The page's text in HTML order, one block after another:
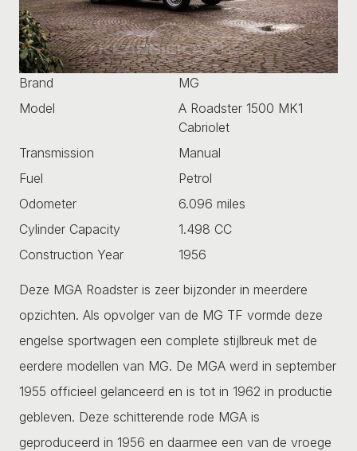
Brand
MG
Model
A Roadster 1500 MK1
Cabriolet
Transmission
Manual
Fuel
Petrol
Odometer
6.096 miles
Cylinder Capacity
1.498 CC
Construction Year
1956
Deze MGA Roadster is zeer bijzonder in meerdere
opzichten. Als opvolger van de MG TF vormde deze
engelse sportwagen een complete stijlbreuk met de
eerdere modellen van MG. De MGA werd in september
1955 officieel gelanceerd en is tot in 1962 in productie
gebleven. Deze schitterende rode MGA is
geproduceerd in 1956 en daarmee een van de vroege